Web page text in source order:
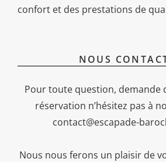
confort et des prestations de
NOUS
Pour toute question, demande
réservation n’hésitez pas à
contact@escapade-
Nous nous ferons un plaisir de